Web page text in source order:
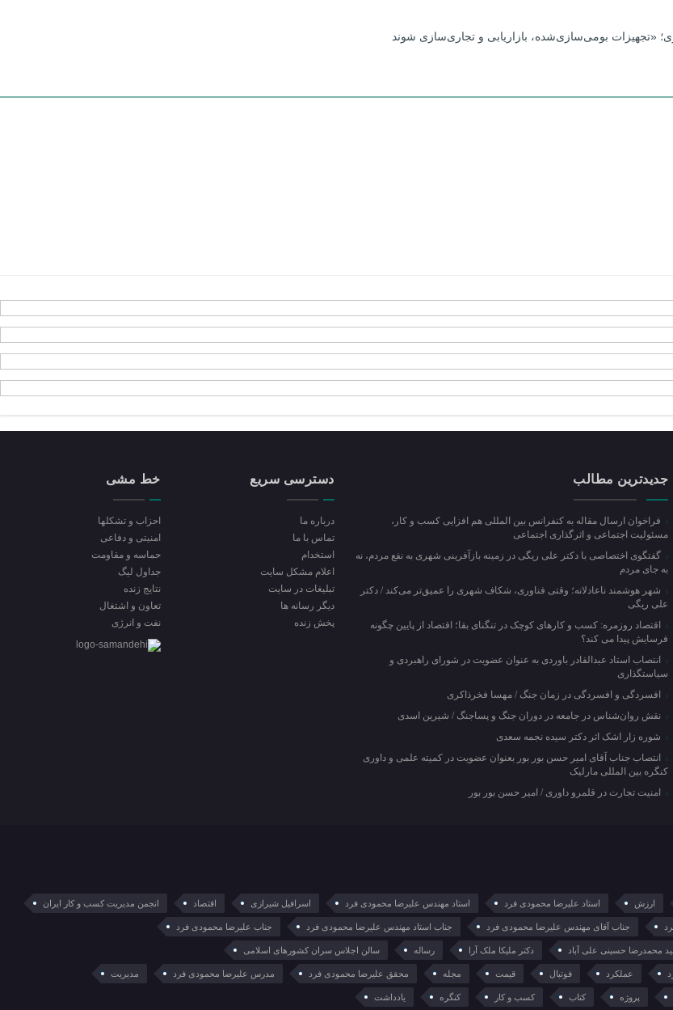
«تجهیزات بومی‌سازی‌شده، بازاریابی و تجاری‌سازی شوند
جدیدترین مطالب
فراخوان ارسال مقاله به کنفرانس بین المللی هم افزایی کسب و کار،
مسئولیت اجتماعی و اثرگذاری اجتماعی
گفتگوی اختصاصی با دکتر علی ریگی در زمینه بازآفرینی شهری به نفع مردم، نه
به جای مردم
شهر هوشمند ناعادلانه؛ وقتی فناوری، شکاف شهری را عمیق‌تر می‌کند / دکتر
علی ریگی
اقتصاد روزمره: کسب‌ و کارهای کوچک در تنگنای بقا؛ اقتصاد از پایین چگونه
فرسایش پیدا می کند؟
انتصاب استاد عبدالقادر باوردی به عنوان عضویت در شورای راهبردی و
سیاستگذاری
افسردگی و افسردگی در زمان جنگ / مهسا فخرذاکری
نقش روان‌شناس در جامعه در دوران جنگ و پساجنگ / شیرین اسدی
شوره زار اشک اثر دکتر سیده نجمه سعدی
انتصاب جناب آقای امیر حسن بور بور بعنوان عضویت در کمیته علمی و داوری
کنگره بین المللی مارلیک
امنیت تجارت در قلمرو داوری / امیر حسن بور بور
دسترسی سریع
درباره ما
تماس با ما
استخدام
اعلام مشکل سایت
تبلیغات در سایت
ديگر رسانه ها
پخش زنده
خط مشی
احزاب و تشکلها
امنیتی و دفاعی
حماسه و مقاومت
جداول لیگ
نتایج زنده
تعاون و اشتغال
نفت و انرژی
ارزش استاد علیرضا محمودی فرد استاد مهندس علیرضا محمودی فرد اسرافیل شیرازی اقتصاد انجمن مدیریت کسب و کار ایران
جناب آقای مهندس علیرضا محمودی فرد جناب استاد مهندس علیرضا محمودی فرد جناب علیرضا محمودی فرد
محمدرضا حسینی علی آباد دکتر ملیکا ملک آرا رساله سالن اجلاس سران کشورهای اسلامی
عملکرد فوتبال قیمت مجله محقق علیرضا محمودی فرد مدرس علیرضا محمودی فرد مدیریت
پروژه کتاب کسب و کار کنگره یادداشت